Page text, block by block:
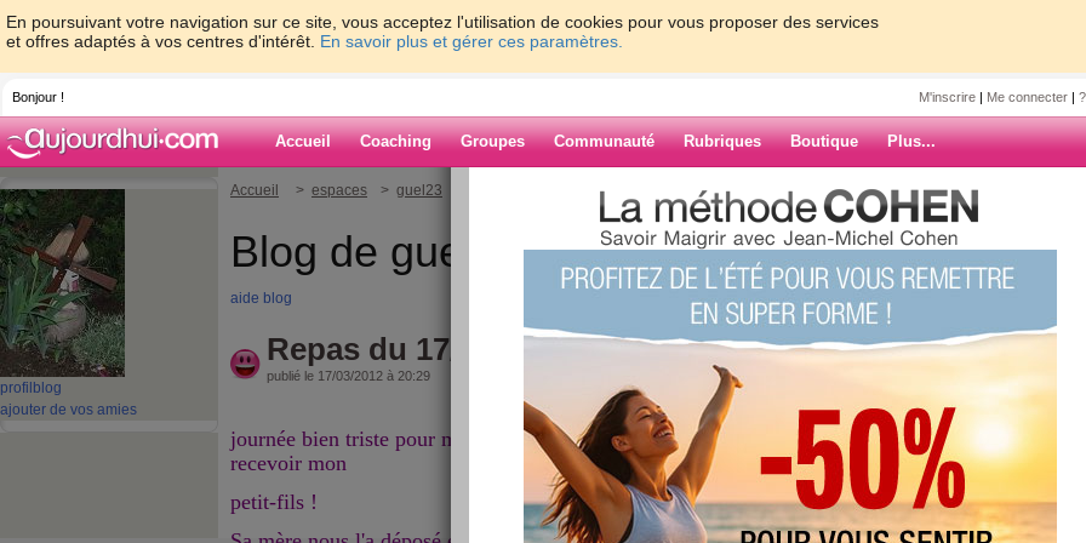
En poursuivant votre navigation sur ce site, vous acceptez l'utilisation de cookies pour vous proposer des services
et offres adaptés à vos centres d'intérêt. En savoir plus et gérer ces paramètres.
Bonjour ! M'inscrire | Me connecter |
Accueil Coaching Groupes Communauté Rubriques Boutique Plus...
profil blog
ajouter de vos amies
Accueil > espaces > guel23
Blog de guel23
aide blog
Repas du 17/03/12
publié le 17/03/2012 à 20:29
journée bien triste pour moi qui me faisait une joie de
recevoir mon
petit-fils !
ARCHIVES